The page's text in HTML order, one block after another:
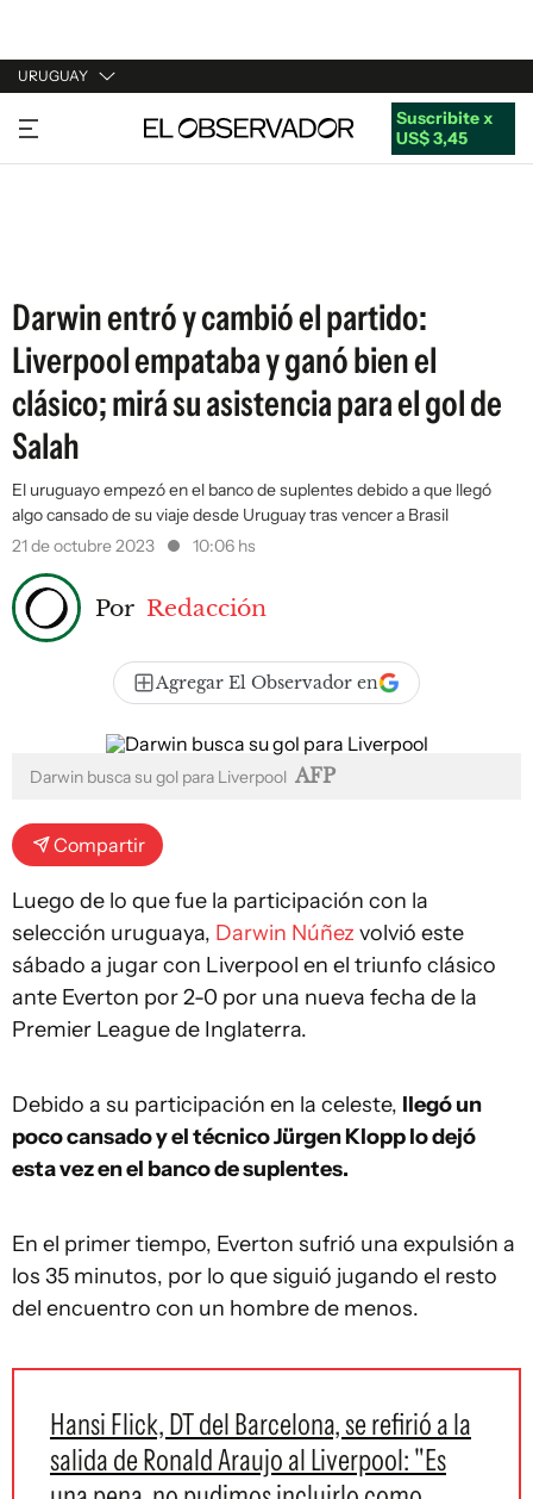
URUGUAY
URUGUAY
ARGENTINA
Suscribite x
US$ 3,45
Darwin entró y cambió el partido:
Liverpool empataba y ganó bien el
clásico; mirá su asistencia para el gol de
Salah
El uruguayo empezó en el banco de suplentes debido a que llegó
algo cansado de su viaje desde Uruguay tras vencer a Brasil
21 de octubre 2023
10:06 hs
Por Redacción
Agregar El Observador en
Darwin busca su gol para Liverpool AFP
Compartir
Luego de lo que fue la participación con la
selección uruguaya, Darwin Núñez volvió este
sábado a jugar con Liverpool en el triunfo clásico
ante Everton por 2-0 por una nueva fecha de la
Premier League de Inglaterra.
Debido a su participación en la celeste, llegó un
poco cansado y el técnico Jürgen Klopp lo dejó
esta vez en el banco de suplentes.
En el primer tiempo, Everton sufrió una expulsión a
los 35 minutos, por lo que siguió jugando el resto
del encuentro con un hombre de menos.
Hansi Flick, DT del Barcelona, se refirió a la
salida de Ronald Araujo al Liverpool: "Es